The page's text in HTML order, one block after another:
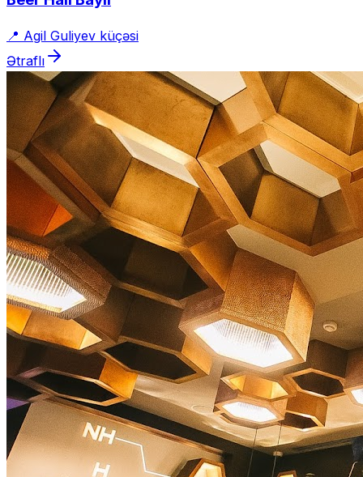
📍 Agil Guliyev küçəsi
Ətraflı